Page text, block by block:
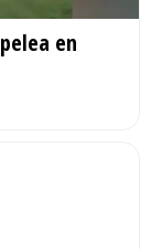
en